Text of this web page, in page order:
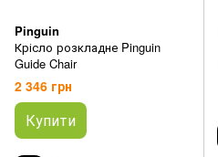
Pinguin
Крісло розкладне Pinguin
Guide Chair
2 346 грн
Купити